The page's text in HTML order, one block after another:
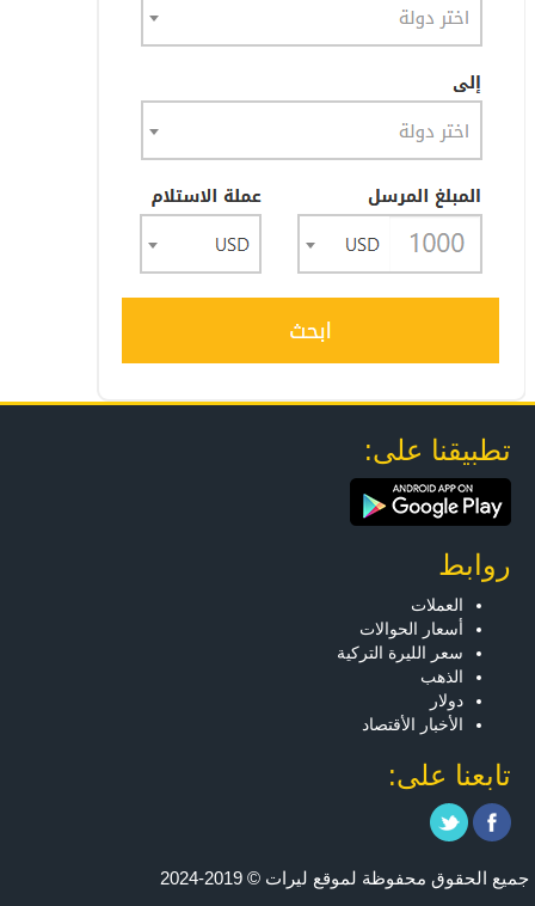
تطبيقنا على:
روابط
العملات
أسعار الحوالات
سعر الليرة التركية
الذهب
دولار
الأخبار الأقتصاد
تابعنا على:
جميع الحقوق محفوظة لموقع ليرات © 2019-2024